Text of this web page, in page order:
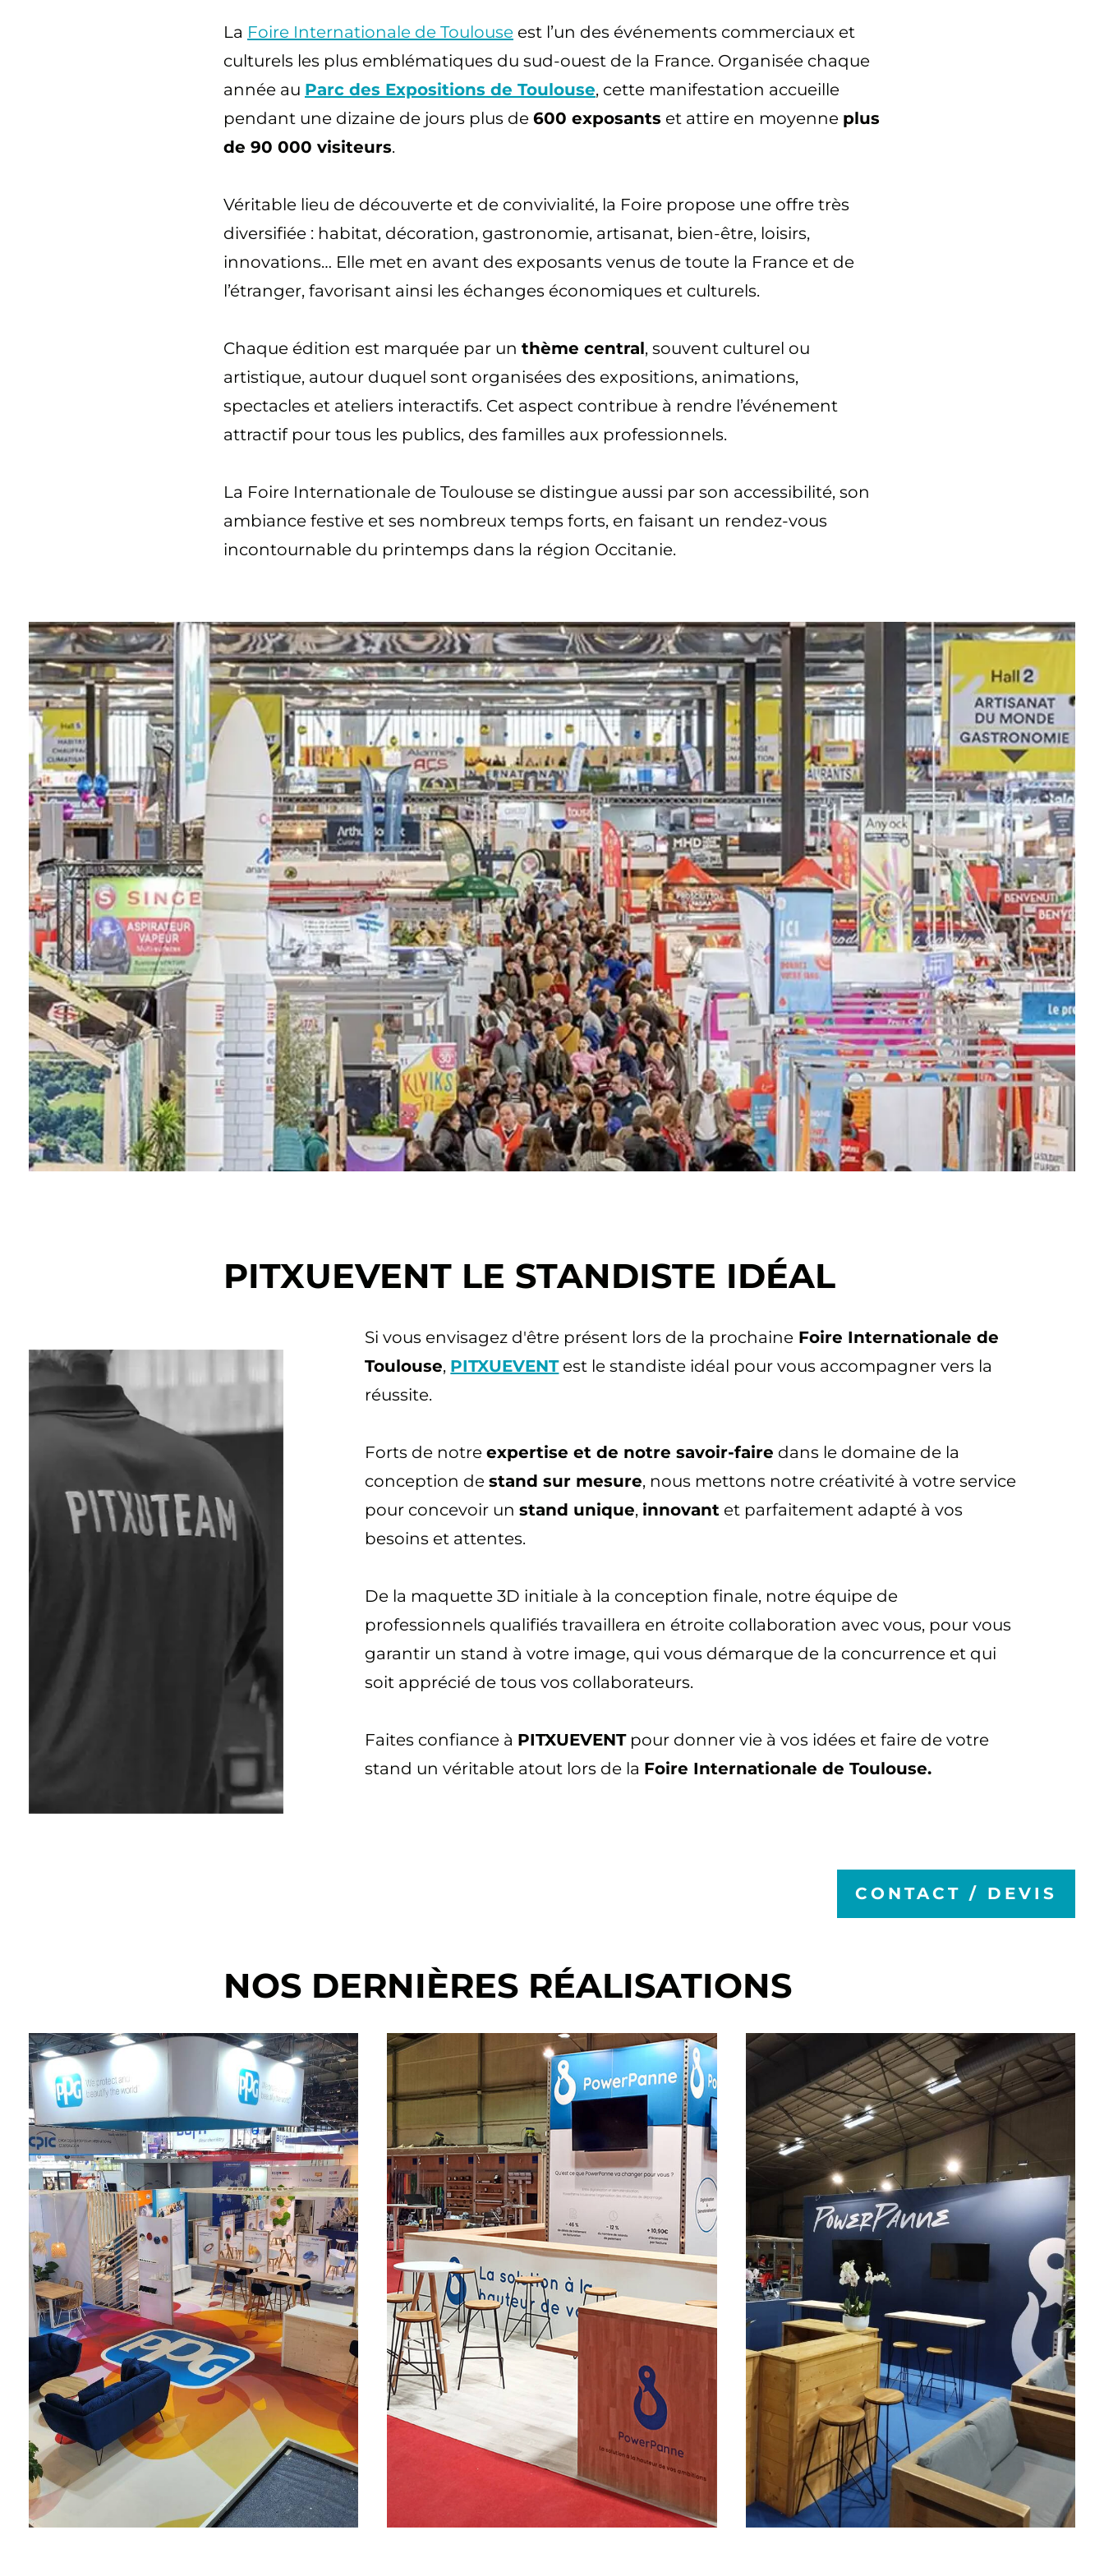
La Foire Internationale de Toulouse est l’un des événements commerciaux et
culturels les plus emblématiques du sud-ouest de la France. Organisée chaque
année au Parc des Expositions de Toulouse, cette manifestation accueille
pendant une dizaine de jours plus de 600 exposants et attire en moyenne plus
de 90 000 visiteurs.
Véritable lieu de découverte et de convivialité, la Foire propose une offre très
diversifiée : habitat, décoration, gastronomie, artisanat, bien-être, loisirs,
innovations… Elle met en avant des exposants venus de toute la France et de
l’étranger, favorisant ainsi les échanges économiques et culturels.
Chaque édition est marquée par un thème central, souvent culturel ou
artistique, autour duquel sont organisées des expositions, animations,
spectacles et ateliers interactifs. Cet aspect contribue à rendre l’événement
attractif pour tous les publics, des familles aux professionnels.
La Foire Internationale de Toulouse se distingue aussi par son accessibilité, son
ambiance festive et ses nombreux temps forts, en faisant un rendez-vous
incontournable du printemps dans la région Occitanie.
PITXUEVENT LE STANDISTE IDÉAL
Si vous envisagez d'être présent lors de la prochaine Foire Internationale de
Toulouse, PITXUEVENTest le standiste idéal pour vous accompagner vers la
réussite.
Forts de notreexpertise et de notre savoir-faire dans le domaine de la
conception destand sur mesure, nous mettons notre créativité à votre service
pour concevoir unstand unique, innovant et parfaitement adapté à vos
besoins et attentes.
De la maquette 3D initiale à la conception finale, notre équipe de
professionnels qualifiés travaillera en étroite collaboration avec vous, pour vous
garantir un stand à votre image, qui vous démarque de la concurrence et qui
soit apprécié de tous vos collaborateurs.
Faites confiance à PITXUEVENTpour donner vie à vos idées et faire de votre
stand un véritable atout lors de la Foire Internationale de Toulouse.
CONTACT / DEVIS
NOS DERNIÈRES RÉALISATIONS